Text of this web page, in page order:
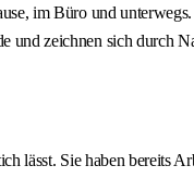
im Büro und
zeichnen sich durch
Sie haben bereits